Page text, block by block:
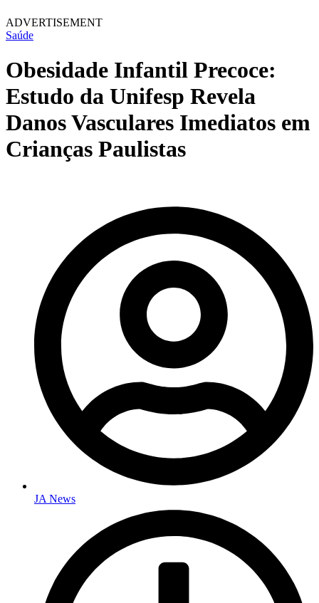
ADVERTISEMENT
Saúde
Obesidade Infantil Precoce:
Estudo da Unifesp Revela
Danos Vasculares Imediatos em
Crianças Paulistas
JA News